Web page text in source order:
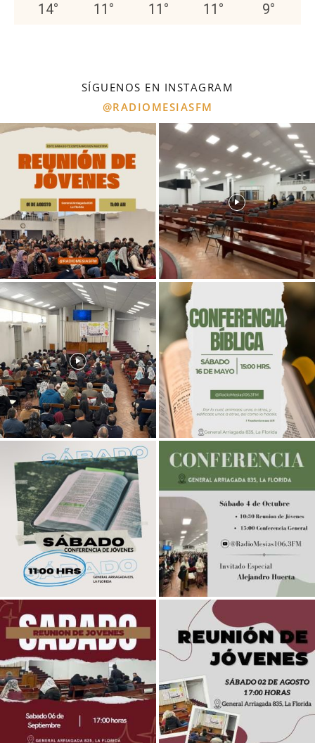
14° 11 ° 11 ° 11 ° 9°
SÍGUENOS EN INSTAGRAM
@RADIOMESIASFM